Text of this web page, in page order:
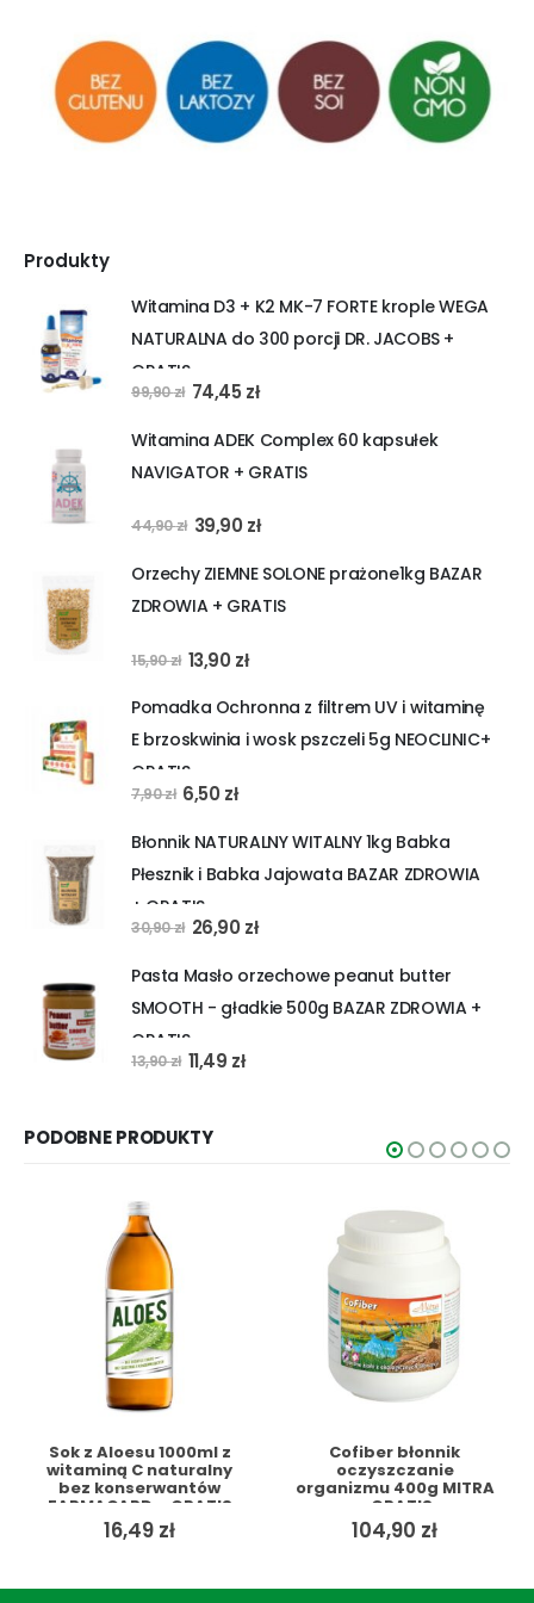
Produkty
Witamina D3 + K2 MK-7 FORTE krople WEGA
NATURALNA do 300 porcji DR. JACOBS +
GRATIS
99,90zł Pierwotna
wynosiła:
99,90 zł.
74,45 złAktualna
wynosi:
74,45 zł.
Witamina ADEK Complex 60 kapsułek
NAVIGATOR + GRATIS
44,90zł Pierwotna
wynosiła:
44,90 zł.
39,90 złAktualna
wynosi:
39,90 zł.
Orzechy ZIEMNE SOLONE prażone1kg BAZAR
ZDROWIA + GRATIS
15,90zł Pierwotna
wynosiła:
15,90 zł.
13,90 złAktualna
wynosi:
13,90 zł.
Pomadka Ochronna z filtrem UV i witaminę
E brzoskwinia i wosk pszczeli 5g NEOCLINIC+
GRATIS
7,90zł Pierwotna
wynosiła:
7,90 zł.
6,50 złAktualna
wynosi:
6,50 zł.
Błonnik NATURALNY WITALNY 1kg Babka
Płesznik i Babka Jajowata BAZAR ZDROWIA
+ GRATIS
30,90zł Pierwotna
wynosiła:
30,90 zł.
26,90 złAktualna
wynosi:
26,90 zł.
Pasta Masło orzechowe peanut butter
SMOOTH - gładkie 500g BAZAR ZDROWIA +
GRATIS
13,90zł Pierwotna
13,90 zł.
11,49 złAktualna
PODOBNE PRODUKTY
zł.
Sok z Aloesu 1000ml z
witaminą C naturalny
bez konserwantów
FARMACARD + GRATIS
16,49 zł
Cofiber błonnik
oczyszczanie
organizmu 400g MITRA
+ GRATIS
104,90 zł